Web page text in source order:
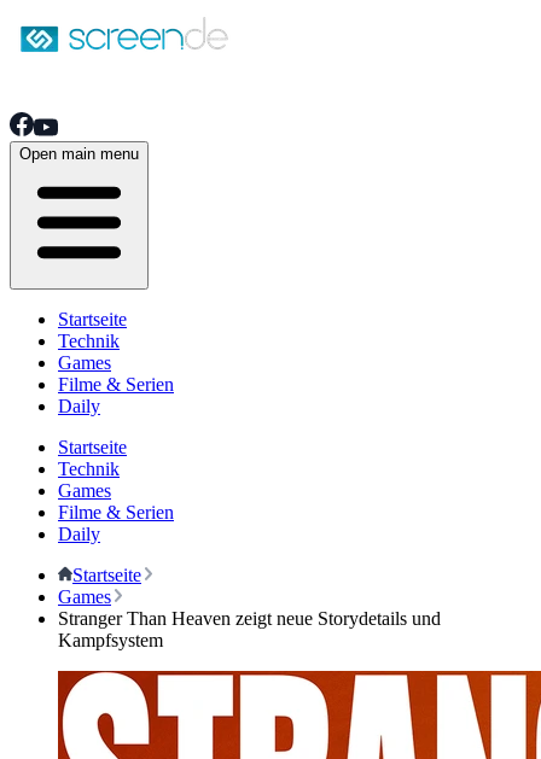
Open main menu
Startseite
Technik
Games
Filme & Serien
Daily
Startseite
Technik
Games
Filme & Serien
Daily
Startseite
Games
Stranger Than Heaven zeigt neue Storydetails und
Kampfsystem